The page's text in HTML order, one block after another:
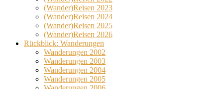
(Wander)Reisen 2023
(Wander)Reisen 2024
(Wander)Reisen 2025
(Wander)Reisen 2026
Rückblick: Wanderungen
Wanderungen 2002
Wanderungen 2003
Wanderungen 2004
Wanderungen 2005